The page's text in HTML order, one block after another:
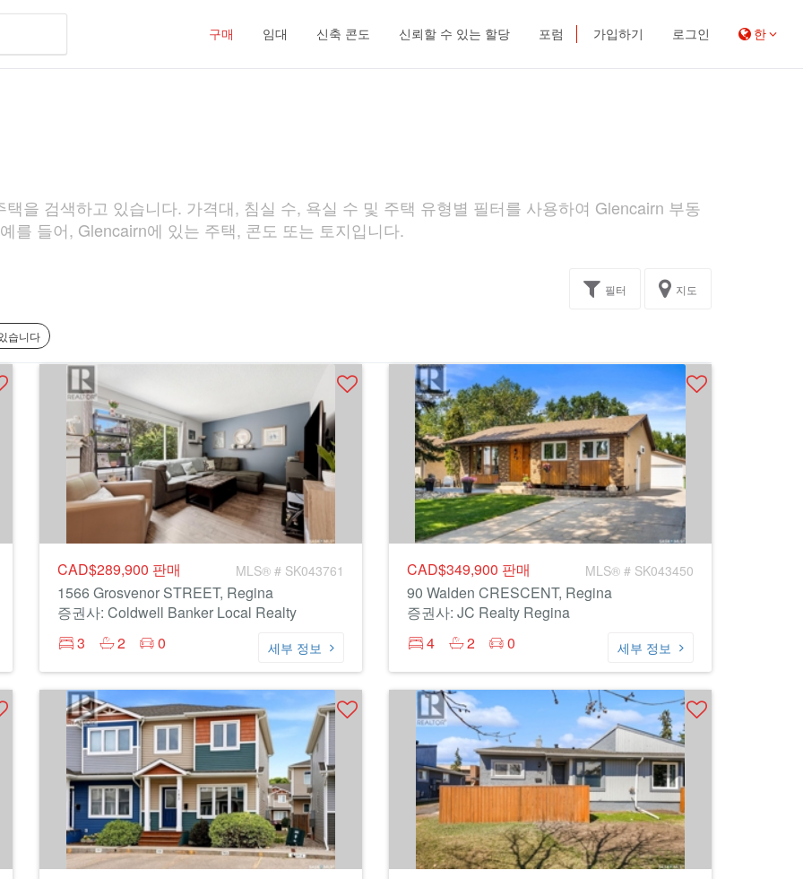
구매 임대 신축 콘도 신뢰할 수 있는 할당 포럼 가입하기 로그인 한
을 검색하고 있습니다. 가격대, 침실 수, 욕실 수 및 주택 유형별 필터를 사용하여 Glencairn 부동
를 들어, Glencairn에 있는 주택, 콘도 또는 토지입니다.
필터 지도
습니다
CAD$289,900 판매 MLS® # SK043761
1566 Grosvenor STREET, Regina
증권사: Coldwell Banker Local Realty
3
2 0 세부 정보
CAD$349,900 판매 MLS® # SK043450
90 Walden CRESCENT, Regina
증권사: JC Realty Regina
4
2 0 세부 정보